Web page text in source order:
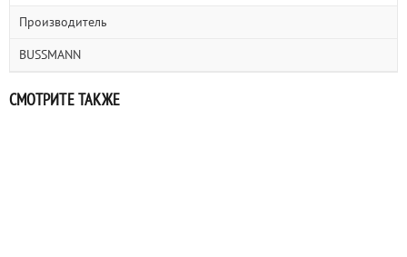
Производитель
BUSSMANN
СМОТРИТЕ ТАКЖЕ